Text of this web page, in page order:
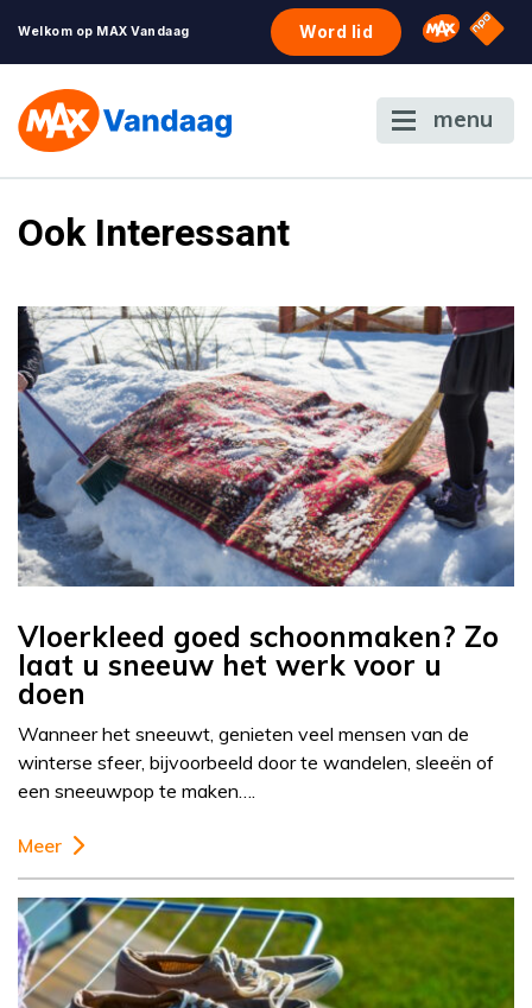
Welkom op MAX Vandaag Word lid Omroep
NPO
menu
Ook Interessant
Vloerkleed goed schoonmaken? Zo
laat u sneeuw het werk voor u
doen
Wanneer het sneeuwt, genieten veel mensen van de
winterse sfeer, bijvoorbeeld door te wandelen, sleeën of
een sneeuwpop te maken….
Meer